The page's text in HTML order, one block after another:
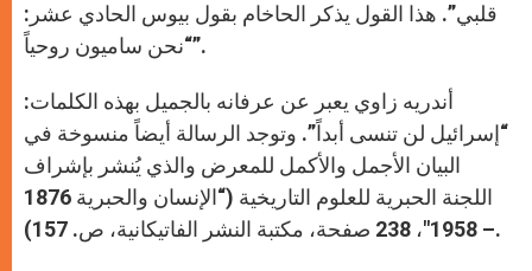
قلبي”. هذا القول يذكر الحاخام بقول بيوس الحادي عشر:
“نحن ساميون روحياً”.
أندريه زاوي يعبر عن عرفانه بالجميل بهذه الكلمات:
“إسرائيل لن تنسى أبداً”. وتوجد الرسالة أيضاً منسوخة في
البيان الأجمل والأكمل للمعرض والذي يُنشر بإشراف
اللجنة الحبرية للعلوم التاريخية (“الإنسان والحبرية 1876
– 1958″، 238 صفحة، مكتبة النشر الفاتيكانية، ص. 157).